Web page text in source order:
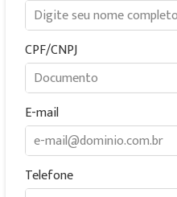
CPF/CNPJ
E-mail
Telefone